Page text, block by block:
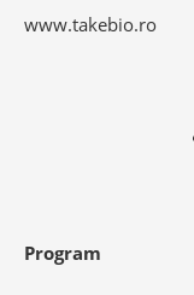
www.takebio.ro
Program